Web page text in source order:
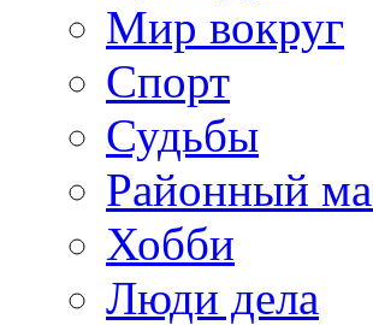
Мир вокруг
Спорт
Судьбы
Районный
Хобби
Люди дела